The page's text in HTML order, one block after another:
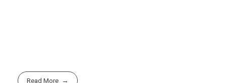
Read More